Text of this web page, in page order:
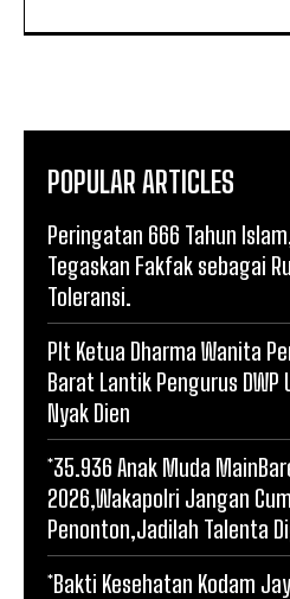
POPULAR ARTICLES
Peringatan 666 Tahun
Tegaskan Fakfak sebagai
Toleransi.
Plt Ketua Dharma Wanita
Barat Lantik Pengurus DWP
Nyak Dien
*35.936 Anak Muda
2026,Wakapolri Jangan
Penonton,Jadilah Talenta
*Bakti Kesehatan Kodam